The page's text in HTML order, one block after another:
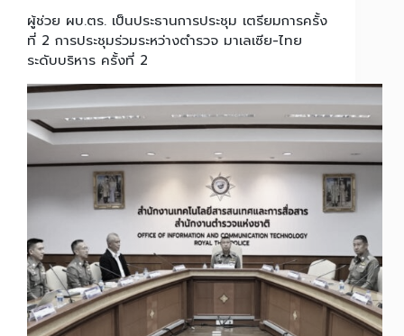
ผู้ช่วย ผบ.ตร. เป็นประธานการประชุม เตรียมการครั้ง
ที่ 2 การประชุมร่วมระหว่างตำรวจ มาเลเซีย-ไทย
ระดับบริหาร ครั้งที่ 2